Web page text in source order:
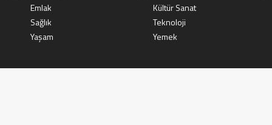
Emlak
Kültür Sanat
Sağlık
Teknoloji
Yaşam
Yemek